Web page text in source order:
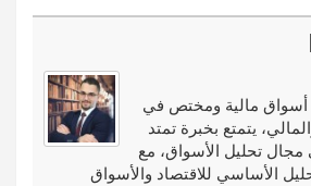
o
k
t
t
o
er
m
h
مالية ومختص في
يتمتع بخبرة تمتد
عامًا في مجال تحليل الأسواق، مع
الأساسي للاقتصاد والأسواق